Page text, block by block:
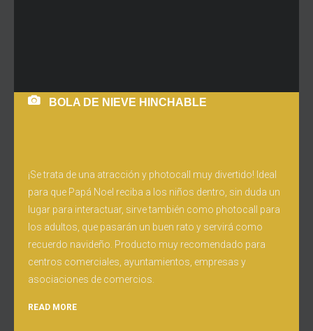
BOLA DE NIEVE HINCHABLE
¡Se trata de una atracción y photocall muy divertido! Ideal
para que Papá Noel reciba a los niños dentro, sin duda un
lugar para interactuar, sirve también como photocall para
los adultos, que pasarán un buen rato y servirá como
recuerdo navideño. Producto muy recomendado para
centros comerciales, ayuntamientos, empresas y
asociaciones de comercios.
READ MORE